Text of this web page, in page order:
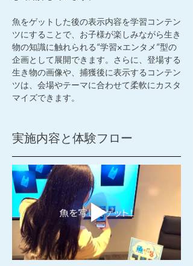
魚をゲットした後の表示内容を学習コンテン
ツにすることで、お子様が楽しみながら生き
物の知識に触れられる“学習×エンタメ”型の
企画として展開できます。さらに、登場する
生き物の画像や、捕獲後に表示するコンテン
ツは、会場やテーマに合わせて柔軟にカスタ
マイズできます。
実施内容と体験フロー